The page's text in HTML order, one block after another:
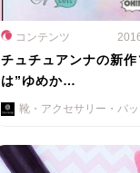
コンテンツ
チュチュアンナの新作
は”ゆめか…
靴・アクセサリー・バッ